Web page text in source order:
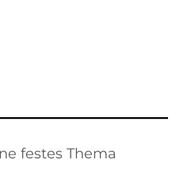
festes Thema